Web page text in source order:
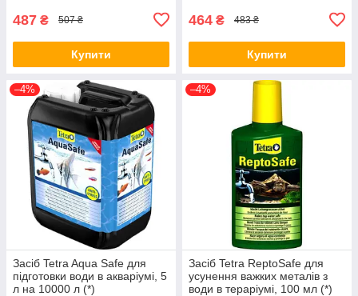
487 ₴ 507 ₴
Купити
464 ₴ 483 ₴
Купити
–4%
Засіб Tetra Aqua Safe для
підготовки води в акваріумі, 5
л на 10000 л (*)
–4%
Засіб Tetra ReptoSafe для
усунення важких металів з
води в тераріумі, 100 мл (*)